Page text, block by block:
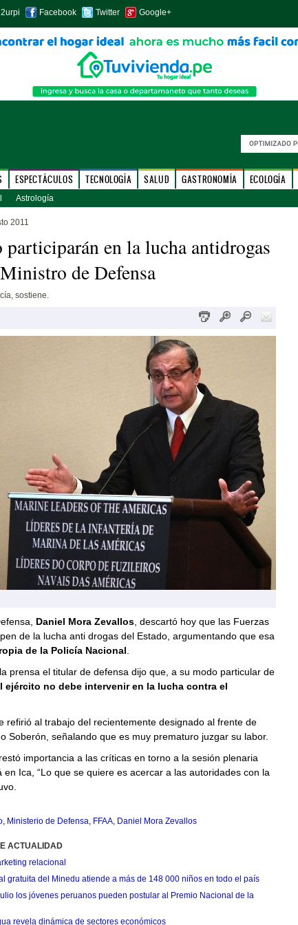
2urpi Facebook Twitter Google+
ESPECTÁCULOS TECNOLOGÍA SALUD GASTRONOMÍA ECOLOGÍA
Astrología
2011
en la lucha antidrogas
de Defensa
sostiene.
Daniel Mora Zevallos, descartó hoy que las Fuerzas
de la lucha anti drogas del Estado, argumentando que esa
de la Policía Nacional
prensa el titular de defensa dijo que, a su modo particular de
ejército no debe intervenir en la lucha contra el
refirió al trabajo del recientemente designado al frente de
Soberón, señalando que es muy prematuro juzgar su labor.
importancia a las críticas en torno a la sesión plenaria
en Ica, “Lo que se quiere es acercar a las autoridades con la
, Ministerio de Defensa, FFAA, Daniel Mora Zevallos
ACTUALIDAD
relacional
gratuita del Minedu atiende a más de 148 000 niños en todo el país
los jóvenes peruanos pueden postular al Premio Nacional de la
revela dinámica de sectores económicos